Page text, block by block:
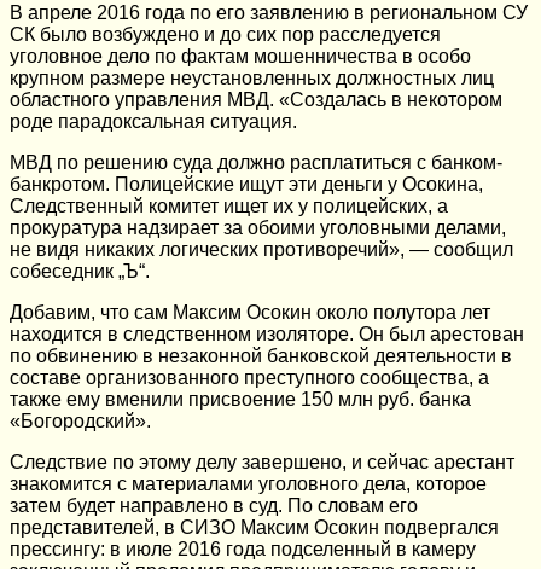
В апреле 2016 года по его заявлению в региональном СУ
СК было возбуждено и до сих пор расследуется
уголовное дело по фактам мошенничества в особо
крупном размере неустановленных должностных лиц
областного управления МВД. «Создалась в некотором
роде парадоксальная ситуация.
МВД по решению суда должно расплатиться с банком-
банкротом. Полицейские ищут эти деньги у Осокина,
Следственный комитет ищет их у полицейских, а
прокуратура надзирает за обоими уголовными делами,
не видя никаких логических противоречий», — ­сообщил
собеседник „Ъ“.
Добавим, что сам Максим Осокин около полутора лет
находится в следственном изоляторе. Он был арестован
по обвинению в незаконной банковской деятельности в
составе организованного преступного сообщества, а
также ему вменили присвоение 150 млн руб. банка
«Богородский».
Следствие по этому делу завершено, и сейчас арестант
знакомится с материалами уголовного дела, которое
затем будет направлено в суд. По словам его
представителей, в СИЗО Максим Осокин подвергался
прессингу: в июле 2016 года подселенный в камеру